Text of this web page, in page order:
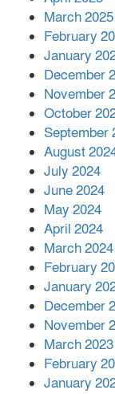
March 2025
February
January
December
November
October
September
August
July 2024
June 2024
May 2024
April 2024
March 2024
February
January
December
November
March 2023
February
January